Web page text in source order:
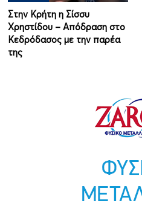
Στην Κρήτη η Σίσσυ
Χρηστίδου – Απόδραση στο
Κεδρόδασος με την παρέα
της